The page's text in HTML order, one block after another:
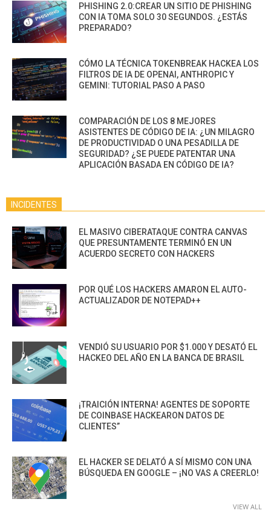
PHISHING 2.0:CREAR UN SITIO DE PHISHING
CON IA TOMA SOLO 30 SEGUNDOS. ¿ESTÁS
PREPARADO?
CÓMO LA TÉCNICA TOKENBREAK HACKEA LOS
FILTROS DE IA DE OPENAI, ANTHROPIC Y
GEMINI: TUTORIAL PASO A PASO
COMPARACIÓN DE LOS 8 MEJORES
ASISTENTES DE CÓDIGO DE IA: ¿UN MILAGRO
DE PRODUCTIVIDAD O UNA PESADILLA DE
SEGURIDAD? ¿SE PUEDE PATENTAR UNA
APLICACIÓN BASADA EN CÓDIGO DE IA?
INCIDENTES
EL MASIVO CIBERATAQUE CONTRA CANVAS
QUE PRESUNTAMENTE TERMINÓ EN UN
ACUERDO SECRETO CON HACKERS
POR QUÉ LOS HACKERS AMARON EL AUTO-
ACTUALIZADOR DE NOTEPAD++
VENDIÓ SU USUARIO POR $1.000 Y DESATÓ EL
HACKEO DEL AÑO EN LA BANCA DE BRASIL
¡TRAICIÓN INTERNA! AGENTES DE SOPORTE
DE COINBASE HACKEARON DATOS DE
CLIENTES”
EL HACKER SE DELATÓ A SÍ MISMO CON UNA
BÚSQUEDA EN GOOGLE – ¡NO VAS A CREERLO!
VIEW ALL